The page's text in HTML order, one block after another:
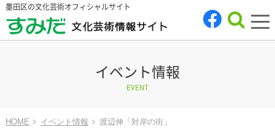
墨田区の文化芸術オフィシャルサイト
イベント情報
EVENT
HOME イベント情報 渡辺伸「対岸の街」